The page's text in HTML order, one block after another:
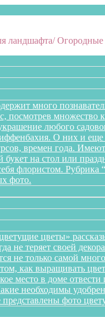
ландшафта/ Огородные
много
посмотрев
любого
О них и еще
времен года.
букет на стол или
флористом.
фото.
цветы»
не теряет своей
не только самой
как выращивать
место в доме
необходимы
фото